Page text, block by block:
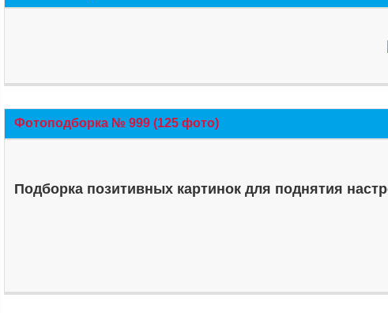
Фотоподборка № 999 (125 фото)
Подборка позитивных картинок для поднятия